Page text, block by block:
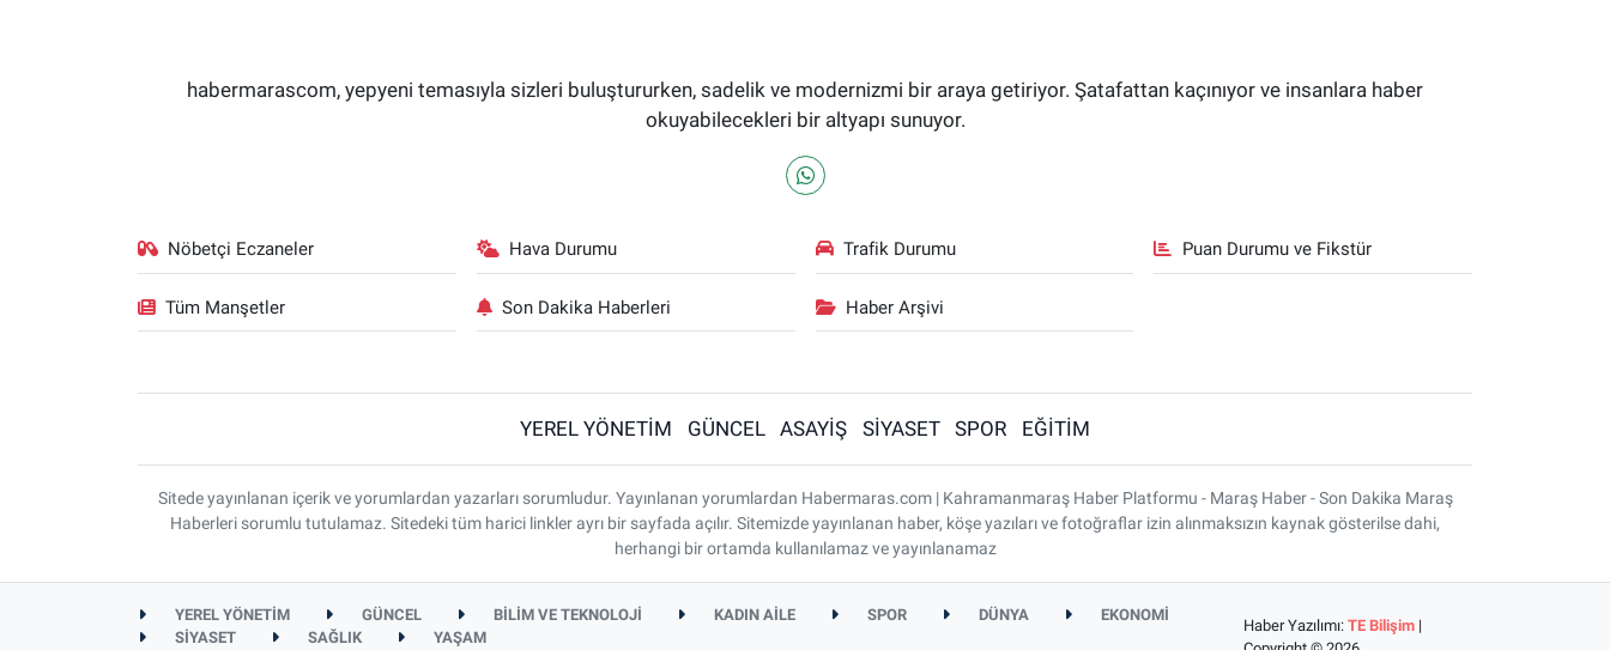
habermarascom, yepyeni temasıyla sizleri buluştururken, sadelik ve modernizmi bir araya getiriyor. Şatafattan kaçınıyor ve insanlara haber
okuyabilecekleri bir altyapı sunuyor.
Nöbetçi Eczaneler Hava Durumu Trafik Durumu Puan Durumu ve Fikstür
Tüm Manşetler Son Dakika Haberleri Haber Arşivi
YEREL YÖNETİM GÜNCEL ASAYİŞ SİYASET SPOR EĞİTİM
Sitede yayınlanan içerik ve yorumlardan yazarları sorumludur. Yayınlanan yorumlardan Habermaras.com | Kahramanmaraş Haber Platformu - Maraş Haber - Son Dakika Maraş
Haberleri sorumlu tutulamaz. Sitedeki tüm harici linkler ayrı bir sayfada açılır. Sitemizde yayınlanan haber, köşe yazıları ve fotoğraflar izin alınmaksızın kaynak gösterilse dahi,
herhangi bir ortamda kullanılamaz ve yayınlanamaz
YEREL YÖNETİM GÜNCEL BİLİM VE TEKNOLOJİ KADIN AİLE SPOR DÜNYA
EKONOMİ
SİYASET
SAĞLIK YAŞAM
Haber Yazılımı: TE Bilişim|